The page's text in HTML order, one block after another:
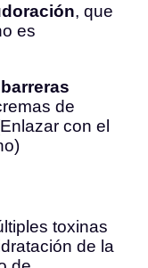
, que
es
de
con el
toxinas
de la